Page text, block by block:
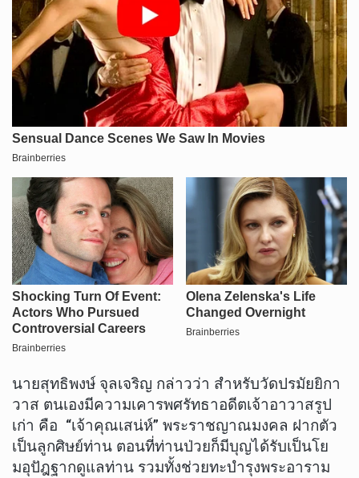
นายสุทธิพงษ์ จุลเจริญ กล่าวว่า สำหรับวัดปรมัยยิกา
วาส ตนเองมีความเคารพศรัทธาอดีตเจ้าอาวาสรูป
เก่า คือ “เจ้าคุณเสน่ห์” พระราชญาณมงคล ฝากตัว
เป็นลูกศิษย์ท่าน ตอนที่ท่านป่วยก็มีบุญได้รับเป็นโย
มอุปัฎฐากดูแลท่าน รวมทั้งช่วยทะบำรุงพระอาราม